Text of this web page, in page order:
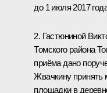
до 1 июля 2017
2. Гастюниной
Томского района
приёма дано
Жвачкину принять
площадки в